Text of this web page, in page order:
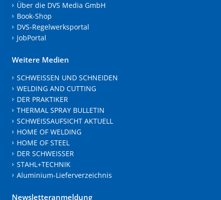
Über die DVS Media GmbH
Book-Shop
DVS-Regelwerksportal
JobPortal
Weitere Medien
SCHWEISSEN UND SCHNEIDEN
WELDING AND CUTTING
DER PRAKTIKER
THERMAL SPRAY BULLETIN
SCHWEISSAUFSICHT AKTUELL
HOME OF WELDING
HOME OF STEEL
DER SCHWEISSER
STAHL+TECHNIK
Aluminium-Lieferverzeichnis
Newsletteranmeldung